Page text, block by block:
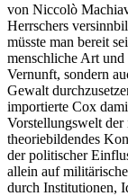
von Niccolò
Herrschers
müsste man bereit
menschliche Art
Vernunft, sondern
Gewalt
importierte Cox
Vorstellungswelt der
theoriebildendes
der politischer
allein auf
durch Institutionen,